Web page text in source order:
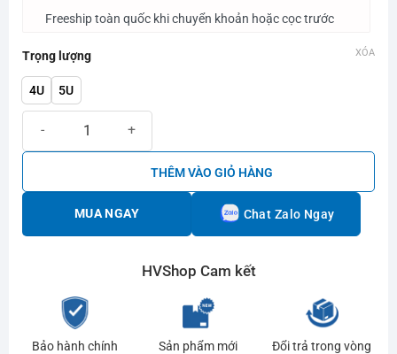
Freeship toàn quốc khi chuyển khoản hoặc cọc trước
Trọng lượng
4U 5U
XÓA
THÊM VÀO GIỎ HÀNG
MUA NGAY Chat Zalo Ngay
HVShop Cam kết
Bảo hành chính
Sản phẩm mới
Đổi trả trong vòng